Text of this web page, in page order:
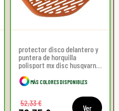
protector disco delantero y
puntera de horquilla
polisport mx disc husqvarna
21-23MÁS COLORES DISPONIBLES
52,33 € Ver